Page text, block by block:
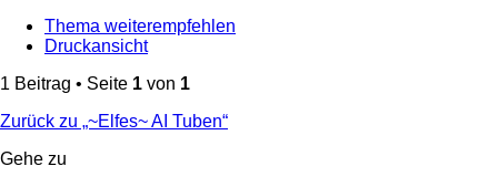
Thema weiterempfehlen
Druckansicht
1 Beitrag • Seite 1 von 1
Zurück zu „~Elfes~ AI Tuben“
Gehe zu